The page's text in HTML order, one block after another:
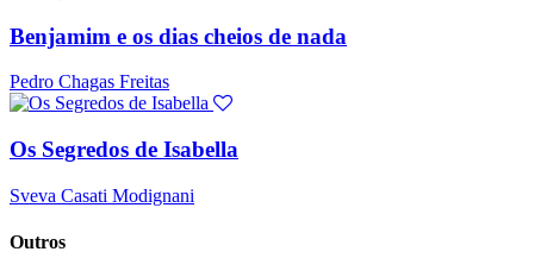
Benjamim e os dias cheios de nada
Pedro Chagas Freitas
Os Segredos de Isabella
Sveva Casati Modignani
Outros